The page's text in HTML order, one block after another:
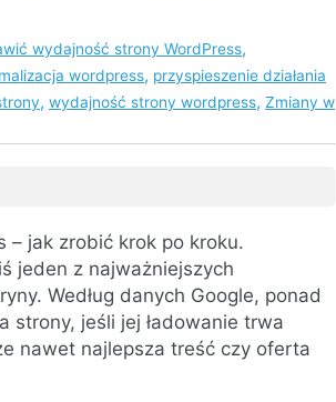
wydajność strony WordPress,
wordpress, przyspieszenie działania
, wydajność strony wordpress, Zmiany w
– jak zrobić krok po kroku.
jeden z najważniejszych
Według danych Google, ponad
strony, jeśli jej ładowanie trwa
nawet najlepsza treść czy oferta